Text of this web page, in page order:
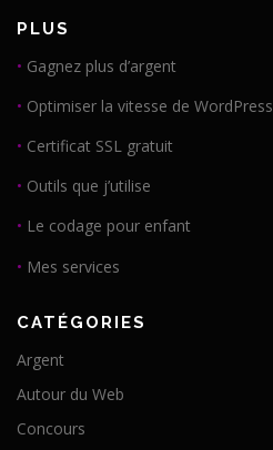
PLUS
• Gagnez plus d’argent
• Optimiser la vitesse de WordPress
• Certificat SSL gratuit
• Outils que j’utilise
• Le codage pour enfant
• Mes services
CATÉGORIES
Argent
Autour du Web
Concours